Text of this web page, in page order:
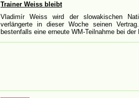
Trainer Weiss bleibt
Vladimír Weiss wird der slowakischen
verlängerte in dieser Woche seinen
bestenfalls eine erneute WM-Teilnahme bei